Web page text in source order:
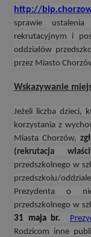
http://
sprawie
rekrutacyjnym i
oddziałów
przez Miasto
Wskazywanie
Jeżeli liczba dzieci,
korzystania z
Miasta Chorzów,
(rekrutacja
przedszkolnego w
przedszkolu/
Prezydenta o
przedszkolnego w
31 maja br.
Rodzicom inne